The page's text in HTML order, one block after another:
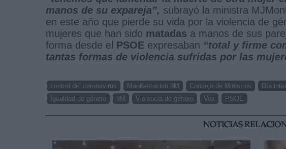
manos de su expareja”, subrayó la ministra
en este año que pierde su vida por la violencia de
mujeres que han sido matadas a manos de sus
forma desde el PSOE expresaban “total y firme
tantas formas de violencia sufridas por las
control del coronavirus Manifestacion 8M Consejo de Ministros Día
Igualdad de género
8M Violencia de género Vox PSOE
NOTICIAS